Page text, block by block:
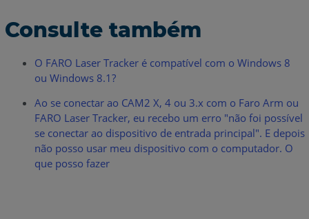
Consulte também
O FARO Laser Tracker é compatível com o Windows 8
ou Windows 8.1?
Ao se conectar ao CAM2 X, 4 ou 3.x com o Faro Arm ou
FARO Laser Tracker, eu recebo um erro "não foi possível
se conectar ao dispositivo de entrada principal". E depois
não posso usar meu dispositivo com o computador. O
que posso fazer